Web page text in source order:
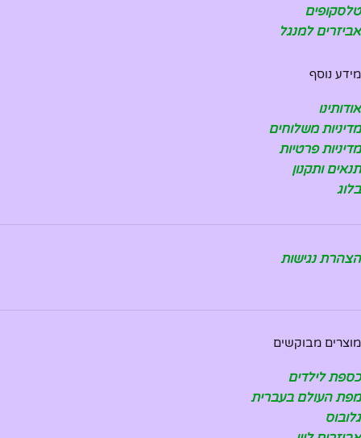
טלסקופים
אביזרים למנגל
מידע נוסף
אודותינו
מדיניות משלוחים
מדיניות פרטיות
תנאים ותקנון
בלוג
הצהרת נגישות
מוצרים מבוקשים
כספת לילדים
מפת העולם בעברית
גלובוס